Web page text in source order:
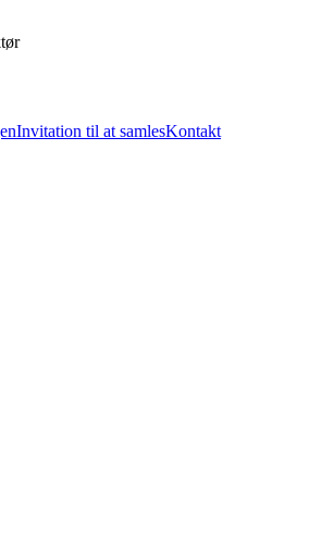
Invitation til at samlesKontakt